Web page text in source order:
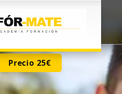
NO REGLADA · TODA
Precio 25€